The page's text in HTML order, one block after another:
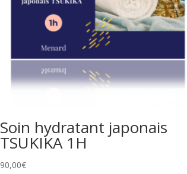
Soin hydratant japonais
TSUKIKA 1H
90,00€